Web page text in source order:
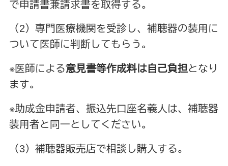
で申請書兼請求書を取得する。
（2）専門医療機関を受診し、補聴器の装用に
ついて医師に判断してもらう。
※医師による意見書等作成料は自己負担となり
ます。
※助成金申請者、振込先口座名義人は、補聴器
装用者と同一としてください。
（3）補聴器販売店で相談し購入する。